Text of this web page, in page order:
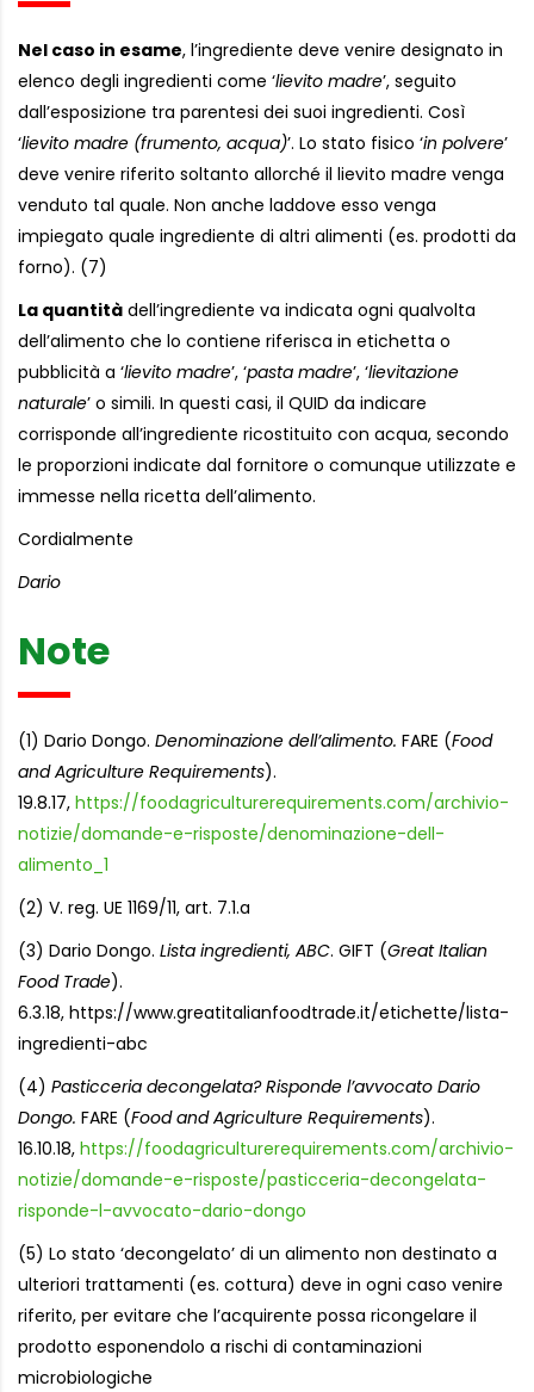
Nel caso in esame, l’ingrediente deve venire designato in
elenco degli ingredienti come ‘lievito madre’, seguito
dall’esposizione tra parentesi dei suoi ingredienti. Così
‘lievito madre (frumento, acqua)’. Lo stato fisico ‘in polvere’
deve venire riferito soltanto allorché il lievito madre venga
venduto tal quale. Non anche laddove esso venga
impiegato quale ingrediente di altri alimenti (es. prodotti da
forno). (7)
La quantità dell’ingrediente va indicata ogni qualvolta
dell’alimento che lo contiene riferisca in etichetta o
pubblicità a ‘lievito madre’, ‘pasta madre’, ‘lievitazione
naturale’ o simili. In questi casi, il QUID da indicare
corrisponde all’ingrediente ricostituito con acqua, secondo
le proporzioni indicate dal fornitore o comunque utilizzate e
immesse nella ricetta dell’alimento.
Cordialmente
Dario
Note
(1) Dario Dongo. Denominazione dell’alimento. FARE (Food
and Agriculture Requirements).
19.8.17, https://foodagriculturerequirements.com/archivio-
notizie/domande-e-risposte/denominazione-dell-
alimento_1
(2) V. reg. UE 1169/11, art. 7.1.a
(3) Dario Dongo. Lista ingredienti, ABC. GIFT (Great Italian
Food Trade).
6.3.18, https://www.greatitalianfoodtrade.it/etichette/lista-
ingredienti-abc
(4) Pasticceria decongelata? Risponde l’avvocato Dario
Dongo. FARE (Food and Agriculture Requirements).
16.10.18, https://foodagriculturerequirements.com/archivio-
notizie/domande-e-risposte/pasticceria-decongelata-
risponde-l-avvocato-dario-dongo
(5) Lo stato ‘decongelato’ di un alimento non destinato a
ulteriori trattamenti (es. cottura) deve in ogni caso venire
riferito, per evitare che l’acquirente possa ricongelare il
prodotto esponendolo a rischi di contaminazioni
microbiologiche